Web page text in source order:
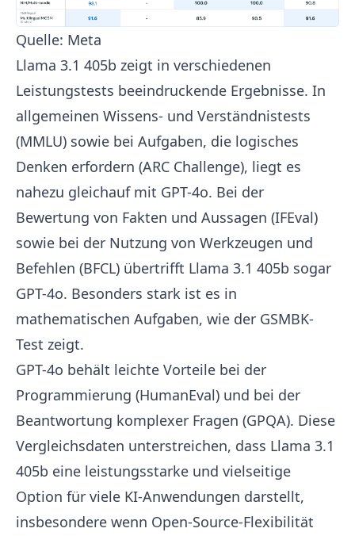
Quelle: Meta
Llama 3.1 405b zeigt in verschiedenen
Leistungstests beeindruckende Ergebnisse. In
allgemeinen Wissens- und Verständnistests
(MMLU) sowie bei Aufgaben, die logisches
Denken erfordern (ARC Challenge), liegt es
nahezu gleichauf mit GPT-4o. Bei der
Bewertung von Fakten und Aussagen (IFEval)
sowie bei der Nutzung von Werkzeugen und
Befehlen (BFCL) übertrifft Llama 3.1 405b sogar
GPT-4o. Besonders stark ist es in
mathematischen Aufgaben, wie der GSMBK-
Test zeigt.
GPT-4o behält leichte Vorteile bei der
Programmierung (HumanEval) und bei der
Beantwortung komplexer Fragen (GPQA). Diese
Vergleichsdaten unterstreichen, dass Llama 3.1
405b eine leistungsstarke und vielseitige
Option für viele KI-Anwendungen darstellt,
insbesondere wenn Open-Source-Flexibilität